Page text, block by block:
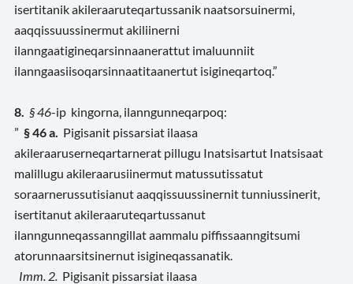
isertitanik akileraaruteqartussanik naatsorsuinermi,
aaqqissuussinermut akiliinerni
ilanngaatigineqarsinnaanerattut imaluunniit
ilanngaasiisoqarsinnaatitaanertut isigineqartoq.”
8. § 46-ip kingorna, ilanngunneqarpoq:
” § 46 a. Pigisanit pissarsiat ilaasa
akileraaruserneqartarnerat pillugu Inatsisartut Inatsisaat
malillugu akileraarusiinermut matussutissatut
soraarnerussutisianut aaqqissuussinernit tunniussinerit,
isertitanut akileraaruteqartussanut
ilanngunneqassanngillat aammalu piffissaanngitsumi
atorunnaarsitsinernut isigineqassanatik.
Imm. 2. Pigisanit pissarsiat ilaasa